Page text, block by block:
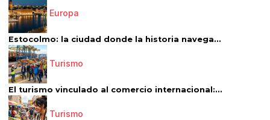
Europa
Estocolmo: la ciudad donde la historia navega...
Turismo
El turismo vinculado al comercio internacional:...
Turismo